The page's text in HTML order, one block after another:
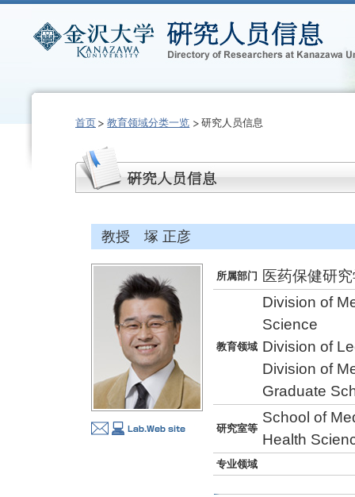
首页 教育领域分类一览 研究人员信息
教授 塚 正彦
所属部门 医药保健研
教育领域
Division of
Science
Division of
Division of
Graduate
研究室等
School of
Health
专业领域